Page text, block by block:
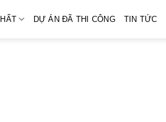
DỰ ÁN ĐÃ THI CÔNG TIN TỨC